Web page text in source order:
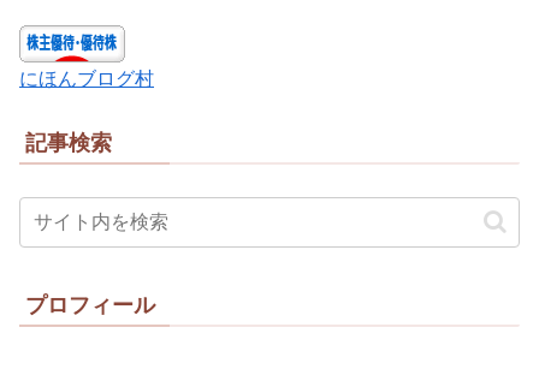
にほんブログ村
記事検索
プロフィール